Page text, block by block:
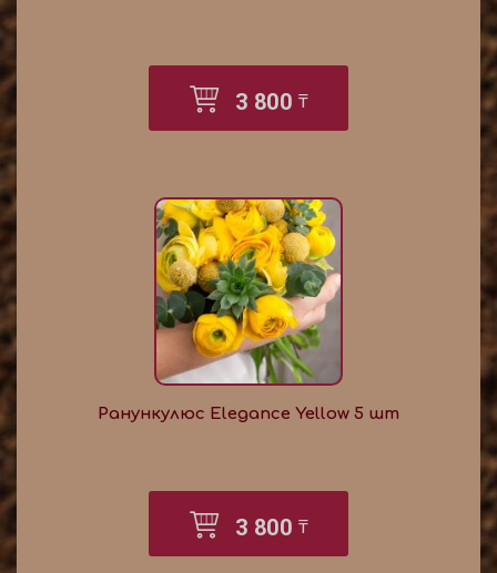
3 800 ₸
Ранункулюс Elegance Yellow 5 шт
3 800 ₸